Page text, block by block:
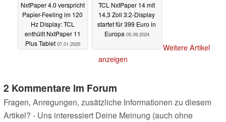
NxtPaper 4.0 verspricht
Papier-Feeling im 120
Hz Display: TCL
enthüllt NxtPaper 11
Plus Tablet 07.01.2025
TCL NxtPaper 14 mit
14,3 Zoll 3:2-Display
startet für 399 Euro in
Europa 05.09.2024
Weitere Artikel
anzeigen
2 Kommentare im Forum
Fragen, Anregungen, zusätzliche Informationen zu diesem
Artikel? - Uns interessiert Deine Meinung (auch ohne